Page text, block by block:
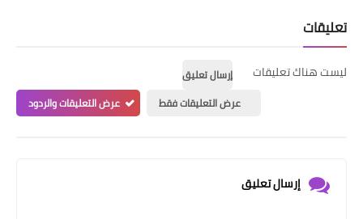
تعليقات
ليست هناك تعليقات
إرسال تعليق
عرض التعليقات فقط
عرض التعليقات والردود
إرسال تعليق